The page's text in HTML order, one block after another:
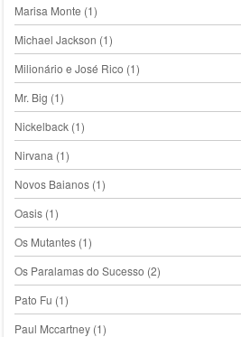
Marisa Monte (1)
Michael Jackson (1)
Milionário e José Rico (1)
Mr. Big (1)
Nickelback(1)
Nirvana (1)
Novos Baianos(1)
Oasis(1)
Os Mutantes(1)
Os Paralamas do Sucesso (2)
Pato Fu (1)
Paul Mccartney(1)